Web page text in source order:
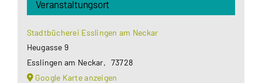
Veranstaltungsort
Stadtbücherei Esslingen am Neckar
Heugasse 9
Esslingen am Neckar, 73728
Google Karte anzeigen